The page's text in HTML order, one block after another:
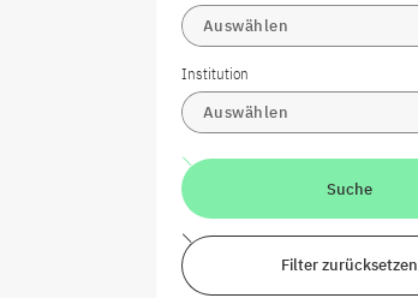
Auswählen
Institution
Auswählen
Suche
Filter zurücksetzen